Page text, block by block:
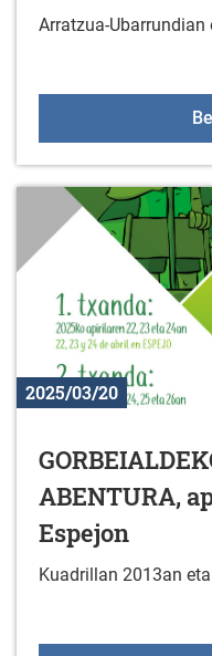
Arratzua-Ubarrundian
2025/03/20
ABENTURA,
Espejon
Kuadrillan 2013an